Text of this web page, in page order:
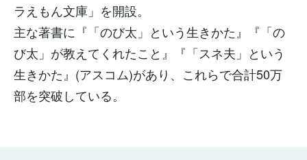
ラえもん文庫」を開設。
主な著書に『「のび太」という生きかた』『「の
び太」が教えてくれたこと』『「スネ夫」という
生きかた』(アスコム)があり、これらで合計50万
部を突破している。